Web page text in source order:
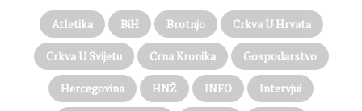
Atletika BiH Brotnjo Crkva U Hrvata
Crkva U Svijetu Crna Kronika Gospodarstvo
Hercegovina HNŽ INFO Intervjui